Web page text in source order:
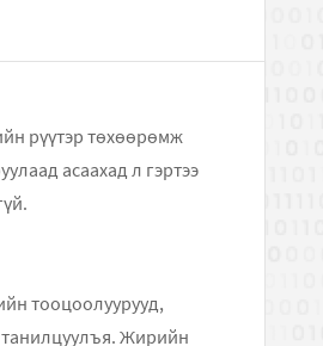
рүүтэр төхөөрөмж
асаахад л гэртээ